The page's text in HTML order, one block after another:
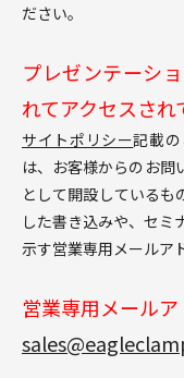
ださい。
プレゼンテーシ
れてアクセスされ
サイトポリシー記載の
は、お客様からのお問
として開設しているも
した書き込みや、セミ
示す営業専用メールア
営業専用メールア